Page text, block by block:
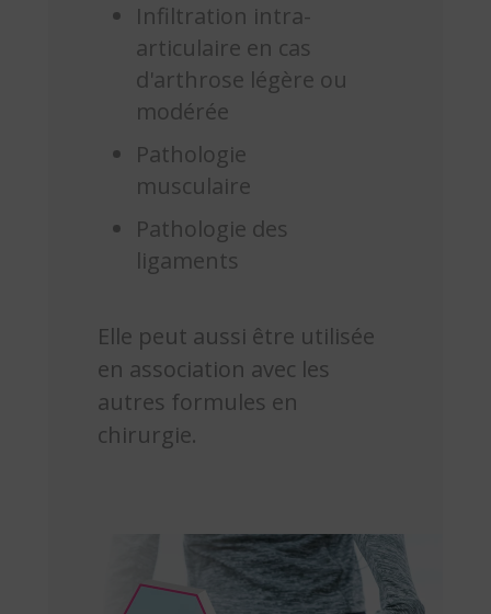
Infiltration intra-
articulaire en cas
d'arthrose légère ou
modérée
Pathologie
musculaire
Pathologie des
ligaments
Elle peut aussi être utilisée
en association avec les
autres formules en
chirurgie.